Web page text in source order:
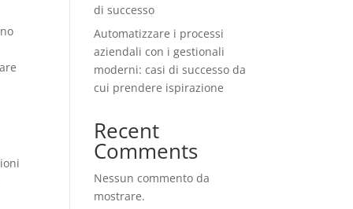
di successo
Automatizzare i processi
aziendali con i gestionali
moderni: casi di successo da
cui prendere ispirazione
Recent
Comments
Nessun commento da
mostrare.